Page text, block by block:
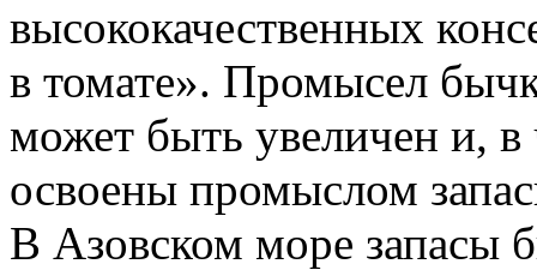
высококачественных
в томате». Промысел
может быть увеличен и,
освоены промыслом
В Азовском море запасы